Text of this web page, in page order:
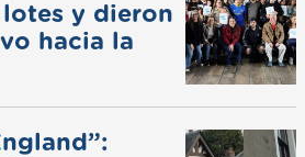
y dieron
hacia la